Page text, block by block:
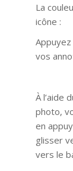
La
icône :
vos
À l’aide
photo,
en
glisser
vers le